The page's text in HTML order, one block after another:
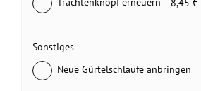
8,45 €
Sonstiges
Neue Gürtelschlaufe anbringen